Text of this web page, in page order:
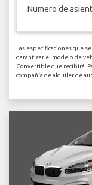
Numero de
Las especificaciones que
garantizar el modelo de
Convertible que recibirá.
compañía de alquiler de